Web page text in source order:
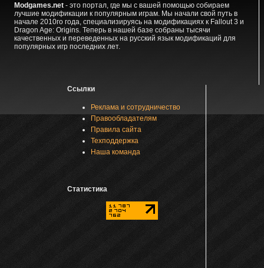
Modgames.net- это портал, где мы с вашей помощью собираем
лучшие модификации к популярным играм. Мы начали свой путь в
начале 2010го года, специализируясь на модификациях к Fallout 3 и
Dragon Age: Origins. Теперь в нашей базе собраны тысячи
качественных и переведенных на русский язык модификаций для
популярных игр последних лет.
Ссылки
Реклама и сотрудничество
Правообладателям
Правила сайта
Техподдержка
Наша команда
Статистика